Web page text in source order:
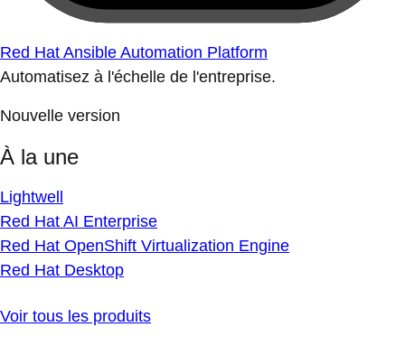
Red Hat Ansible Automation Platform
Automatisez à l'échelle de l'entreprise.
Nouvelle version
À la une
Lightwell
Red Hat AI Enterprise
Red Hat OpenShift Virtualization Engine
Red Hat Desktop
Voir tous les produits